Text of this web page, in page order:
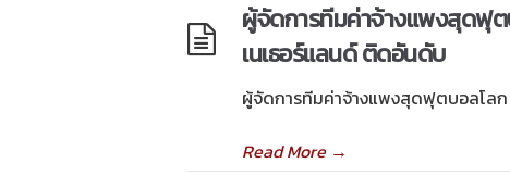
ผู้จัดการทีมค่าจ้างแพงสุดฟุ
เนเธอร์แลนด์ ติดอันดับ
ผู้จัดการทีมค่าจ้างแพงสุดฟุตบอลโล
Read More→